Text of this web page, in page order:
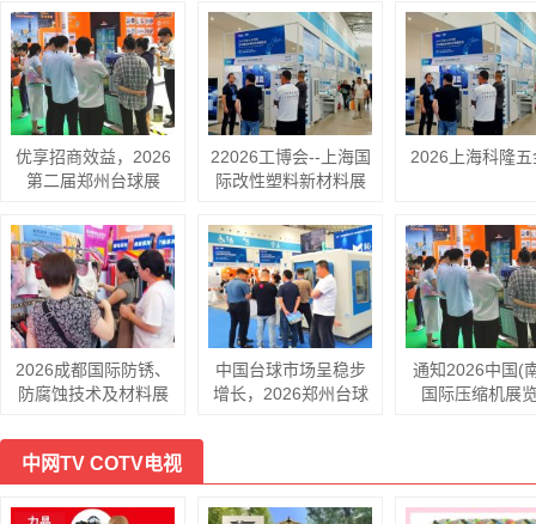
优享招商效益，2026
第二届郑州台球展
益
22026工博会--上海国
际改性塑料新材料展
2026上海科隆五
2026成都国际防锈、
防腐蚀技术及材料展
中国台球市场呈稳步
增长，2026郑州台球
通知2026中国(
国际压缩机展
中网TV COTV电视